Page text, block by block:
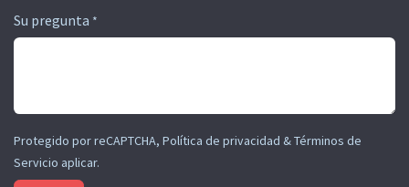
Su pregunta *
Protegido por reCAPTCHA, Política de privacidad &Términos de
Servicio aplicar.